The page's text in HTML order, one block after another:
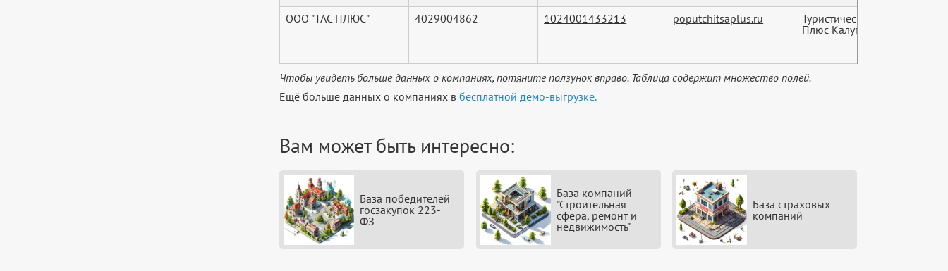
ООО "ТАС ПЛЮС" 4029004862 1024001433213 poputchitsaplus.ru
Туристические услуги -
Плюс Калуга
Чтобы увидеть больше данных о компаниях, потяните ползунок вправо. Таблица содержит множество полей.
Ещё больше данных о компаниях вбесплатной демо-выгрузке.
Вам может быть интересно:
База победителей
госзакупок 223-
ФЗ
База компаний
"Строительная
сфера, ремонт и
недвижимость"
База страховых
компаний